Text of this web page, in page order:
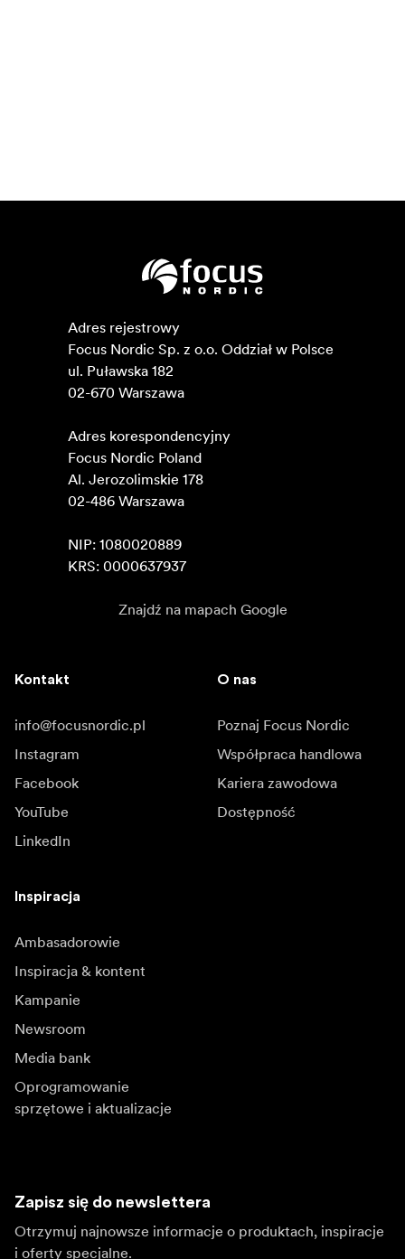
Adres rejestrowy
Focus Nordic Sp. z o.o. Oddział w Polsce
ul. Puławska 182
02-670 Warszawa
Adres korespondencyjny
Focus Nordic Poland
Al. Jerozolimskie 178
02-486 Warszawa
NIP: 1080020889
KRS: 0000637937
Znajdź na mapach Google
Kontakt
info@focusnordic.pl
Instagram
Facebook
YouTube
LinkedIn
O nas
Poznaj Focus Nordic
Współpraca handlowa
Kariera zawodowa
Dostępność
Inspiracja
Ambasadorowie
Inspiracja & kontent
Kampanie
Newsroom
Media bank
Oprogramowanie
sprzętowe i aktualizacje
Zapisz się do newslettera
Otrzymuj najnowsze informacje o produktach, inspiracje
i oferty specjalne.